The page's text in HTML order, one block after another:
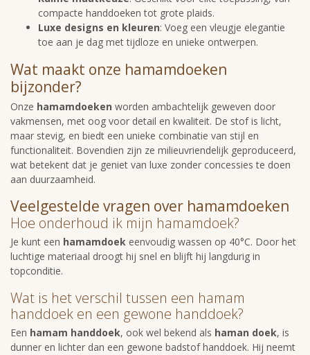
compacte handdoeken tot grote plaids.
Luxe designs en kleuren: Voeg een vleugje elegantie
toe aan je dag met tijdloze en unieke ontwerpen.
Wat maakt onze hamamdoeken
bijzonder?
Onze hamamdoeken worden ambachtelijk geweven door
vakmensen, met oog voor detail en kwaliteit. De stof is licht,
maar stevig, en biedt een unieke combinatie van stijl en
functionaliteit. Bovendien zijn ze milieuvriendelijk geproduceerd,
wat betekent dat je geniet van luxe zonder concessies te doen
aan duurzaamheid.
Veelgestelde vragen over hamamdoeken
Hoe onderhoud ik mijn hamamdoek?
Je kunt een hamamdoek eenvoudig wassen op 40°C. Door het
luchtige materiaal droogt hij snel en blijft hij langdurig in
topconditie.
Wat is het verschil tussen een hamam
handdoek en een gewone handdoek?
Een hamam handdoek, ook wel bekend als haman doek, is
dunner en lichter dan een gewone badstof handdoek. Hij neemt